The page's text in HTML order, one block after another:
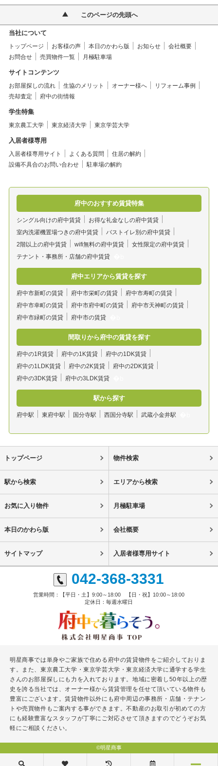
このページの先頭へ
当社について
トップページ お客様の声 本日のかわら版 お知らせ
会社概要
お問合せ
売買物件一覧 月極駐車場
サイトコンテンツ
お部屋探しの流れ 生協のメリット オーナー様へ
リフォーム事例
売却査定
府中の街情報
学生特集
東京農工大学 東京経済大学 東京学芸大学
入居者様専用
入居者様専用サイト よくある質問
住居の解約
設備不具合のお問い合わせ
駐車場の解約
府中のおすすめ賃貸特集
シングル向けの府中賃貸
お得な礼金なしの府中賃貸
室内洗濯機置場つきの府中賃貸
バストイレ別の府中賃貸
2階以上の府中賃貸
wifi無料の府中賃貸
女性限定の府中賃貸
テナント・事務所・店舗の府中賃貸
府中エリアから賃貸を探す
府中市新町の賃貸 府中市栄町の賃貸
府中市寿町の賃貸
府中市幸町の賃貸
府中市府中町の賃貸
府中市天神町の賃貸
府中市緑町の賃貸
府中市の賃貸
間取りから府中の賃貸を探す
府中の1R賃貸 府中の1K賃貸
府中の1DK賃貸
府中の1LDK賃貸
府中の2K賃貸
府中の2DK賃貸
府中の3DK賃貸
府中の3LDK賃貸
駅から探す
府中駅 東府中駅 国分寺駅 西国分寺駅 武蔵小金井駅
トップページ 物件検索
駅から検索 エリアから検索
お気に入り物件 月極駐車場
本日のかわら版 会社概要
サイトマップ 入居者様専用サイト
042-368-3331
営業時間：【平日・土】9:00～18:00 【日・祝】10:00～18:00
定休日：毎週水曜日
明星商事では単身やご家族で住める府中の賃貸物件をご紹介しておりま
す。また、東京農工大学・東京学芸大学・東京経済大学に通学する学生
さんのお部屋探しにも力を入れております。地域に密着し50年以上の歴
史を誇る当社では、オーナー様から賃貸管理を任せて頂いている物件も
豊富にございます。賃貸物件以外にも府中周辺の事務所・店舗・テナン
トや売買物件もご案内する事ができます。不動産のお取引が初めての方
にも経験豊富なスタッフが丁寧にご対応させて頂きますのでどうぞお気
軽にご相談ください。
©明星商事